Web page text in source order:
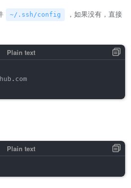
~/.ssh/config
，如果没有，直接